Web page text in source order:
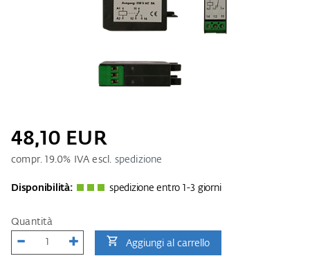
48,10 EUR
compr.19.0% IVA escl. spedizione
Disponibilità: spedizione entro 1-3 giorni
Quantità
Aggiungi al carrello